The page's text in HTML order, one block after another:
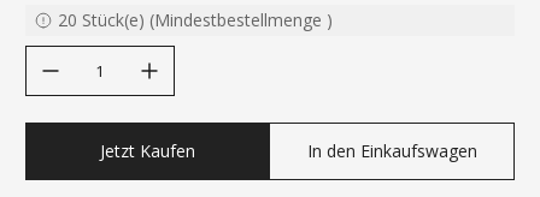
20 Stück(e) (Mindestbestellmenge )
Jetzt Kaufen In den Einkaufswagen